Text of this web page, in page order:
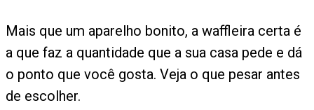
Mais que um aparelho bonito, a waffleira certa é
a que faz a quantidade que a sua casa pede e dá
o ponto que você gosta. Veja o que pesar antes
de escolher.